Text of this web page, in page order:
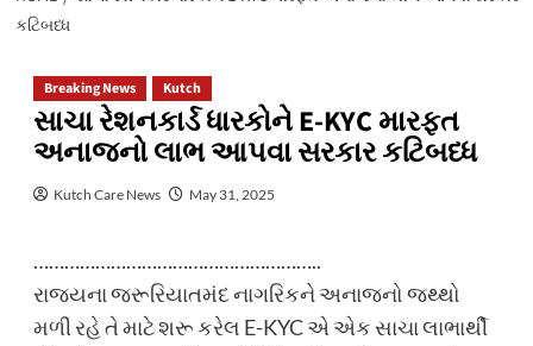
કટિબધ્ધ
Breaking News Kutch
સાચા રેશનકાર્ડ ધારકોને E-KYC મારફત
અનાજનો લાભ આપવા સરકાર કટિબધ્ધ
Kutch Care News May 31, 2025
………………………………………………..
રાજ્યના જરૂરિયાતમંદ નાગરિકને અનાજનો જથ્થો
મળી રહે તે માટે શરૂ કરેલ E-KYC એ એક સાચા લાભાર્થી